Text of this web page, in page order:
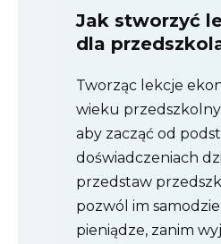
Jak stworzyć
dla
Tworząc lekcje
wieku
aby zacząć od
doświadczeniach
przedstaw
pozwól im
pieniądze, zanim